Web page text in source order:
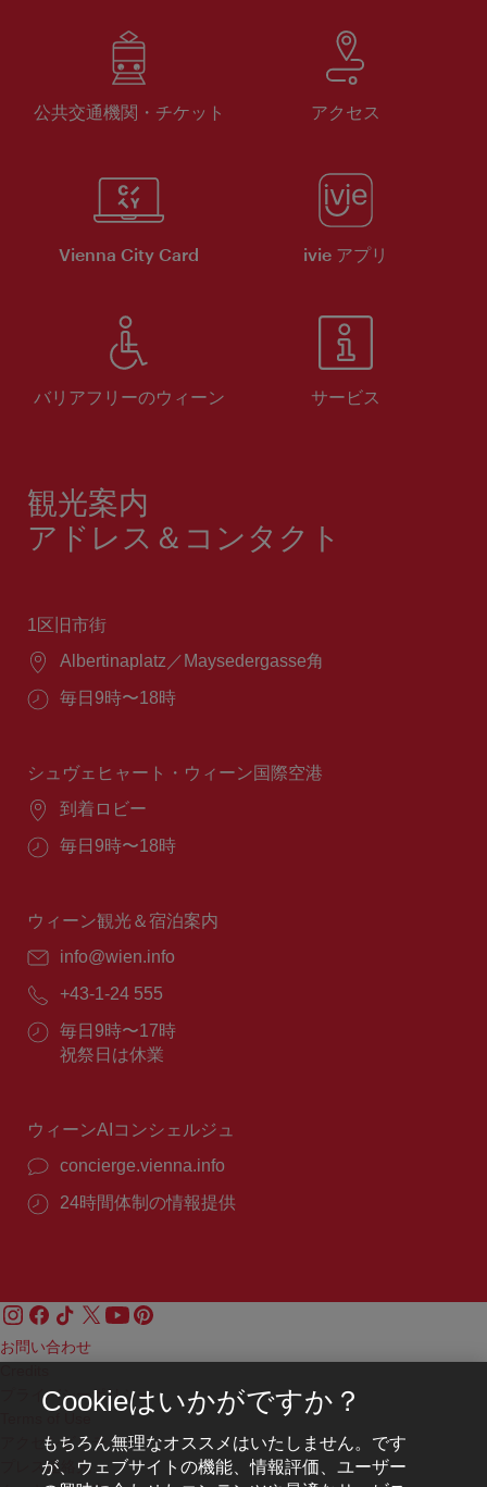
公共交通機関・チケット アクセス
Vienna City Card ivie アプリ
バリアフリーのウィーン サービス
観光案内
アドレス＆コンタクト
1区旧市街
場
Albertinaplatz／Maysedergasse角
営
間：
毎日9時〜18時
シュヴェヒャート・ウィーン国際空港
場
到着ロビー
営
間：
毎日9時〜18時
ウィーン観光＆宿泊案内
E
ー
ル：
info@wien.info
電
番
号：
+43-1-24 555
営
業
毎日9時〜17時
祝祭日は休業
ウィーンAIコンシェルジュ
concierge.vienna.info
24時間体制の情報提供
お問い合わせ
プライバシーポリシー
アクセシビリティ
プレス連絡先
Cookieはいかがですか？
もちろん無理なオススメはいたしません。です
が、ウェブサイトの機能、情報評価、ユーザー